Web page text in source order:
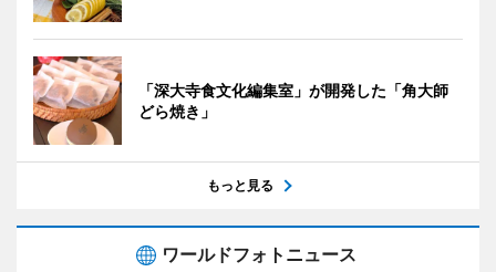
「深大寺食文化編集室」が開発した「角大師
どら焼き」
もっと見る
ワールドフォトニュース